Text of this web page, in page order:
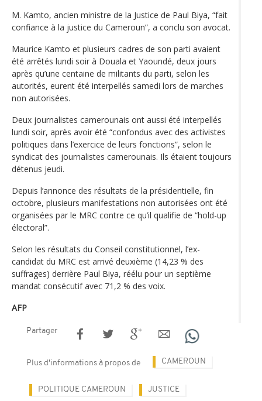
M. Kamto, ancien ministre de la Justice de Paul Biya, “fait
confiance à la justice du Cameroun”, a conclu son avocat.
Maurice Kamto et plusieurs cadres de son parti avaient
été arrêtés lundi soir à Douala et Yaoundé, deux jours
après qu’une centaine de militants du parti, selon les
autorités, eurent été interpellés samedi lors de marches
non autorisées.
Deux journalistes camerounais ont aussi été interpellés
lundi soir, après avoir été “confondus avec des activistes
politiques dans l’exercice de leurs fonctions”, selon le
syndicat des journalistes camerounais. Ils étaient toujours
détenus jeudi.
Depuis l’annonce des résultats de la présidentielle, fin
octobre, plusieurs manifestations non autorisées ont été
organisées par le MRC contre ce qu’il qualifie de “hold-up
électoral”.
Selon les résultats du Conseil constitutionnel, l’ex-
candidat du MRC est arrivé deuxième (14,23 % des
suffrages) derrière Paul Biya, réélu pour un septième
mandat consécutif avec 71,2 % des voix.
AFP
Partager
Plus d'informations à propos de CAMEROUN
POLITIQUE CAMEROUN JUSTICE